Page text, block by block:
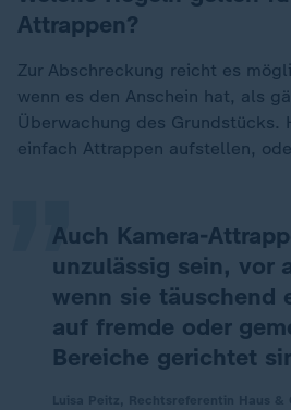
Attrappen?
Zur Abschreckung reicht es
wenn es den Anschein hat, als
Überwachung des Grundstücks.
einfach Attrappen aufstellen,
Auch Kamera-
unzulässig sein, vor
wenn sie täuschend
auf fremde oder
Bereiche gerichtet
„